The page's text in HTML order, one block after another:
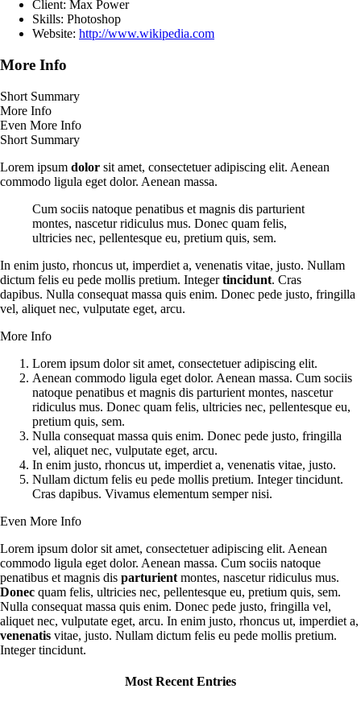
Client: Max Power
Skills: Photoshop
Website: http://www.wikipedia.com
More Info
Short Summary
More Info
Even More Info
Short Summary
Lorem ipsum dolor sit amet, consectetuer adipiscing elit. Aenean
commodo ligula eget dolor. Aenean massa.
Cum sociis natoque penatibus et magnis dis parturient
montes, nascetur ridiculus mus. Donec quam felis,
ultricies nec, pellentesque eu, pretium quis, sem.
In enim justo, rhoncus ut, imperdiet a, venenatis vitae, justo. Nullam
dictum felis eu pede mollis pretium. Integertincidunt. Cras
dapibus. Nulla consequat massa quis enim. Donec pede justo, fringilla
vel, aliquet nec, vulputate eget, arcu.
More Info
Lorem ipsum dolor sit amet, consectetuer adipiscing elit.
Aenean commodo ligula eget dolor. Aenean massa. Cum sociis
natoque penatibus et magnis dis parturient montes, nascetur
ridiculus mus. Donec quam felis, ultricies nec, pellentesque eu,
pretium quis, sem.
Nulla consequat massa quis enim. Donec pede justo, fringilla
vel, aliquet nec, vulputate eget, arcu.
In enim justo, rhoncus ut, imperdiet a, venenatis vitae, justo.
Nullam dictum felis eu pede mollis pretium. Integer tincidunt.
Cras dapibus. Vivamus elementum semper nisi.
Even More Info
Lorem ipsum dolor sit amet, consectetuer adipiscing elit. Aenean
commodo ligula eget dolor. Aenean massa. Cum sociis natoque
penatibus et magnis dis parturient montes, nascetur ridiculus mus.
Donec quam felis, ultricies nec, pellentesque eu, pretium quis, sem.
Nulla consequat massa quis enim. Donec pede justo, fringilla vel,
aliquet nec, vulputate eget, arcu. In enim justo, rhoncus ut, imperdiet a,
venenatis vitae, justo. Nullam dictum felis eu pede mollis pretium.
Integer tincidunt.
Most Recent Entries